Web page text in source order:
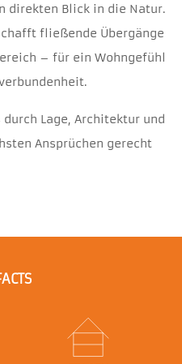
direkten Blick in die Natur.
fließende Übergänge
– für ein Wohngefühl
Lage, Architektur und
Ansprüchen gerecht